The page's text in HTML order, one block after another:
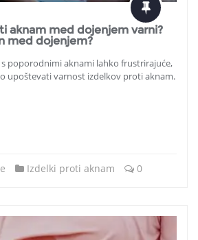
aknam med dojenjem varni?
med dojenjem?
poporodnimi aknami lahko frustrirajuće,
upoštevati varnost izdelkov proti aknam.
Izdelki proti aknam 0